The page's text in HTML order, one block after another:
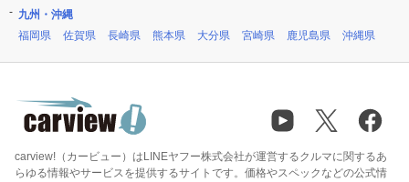
九州・沖縄
福岡県
佐賀県 長崎県 熊本県 大分県 宮崎県 鹿児島県 沖縄県
carview!（カービュー）はLINEヤフー株式会社が運営するクルマに関するあ
らゆる情報やサービスを提供するサイトです。価格やスペックなどの公式情